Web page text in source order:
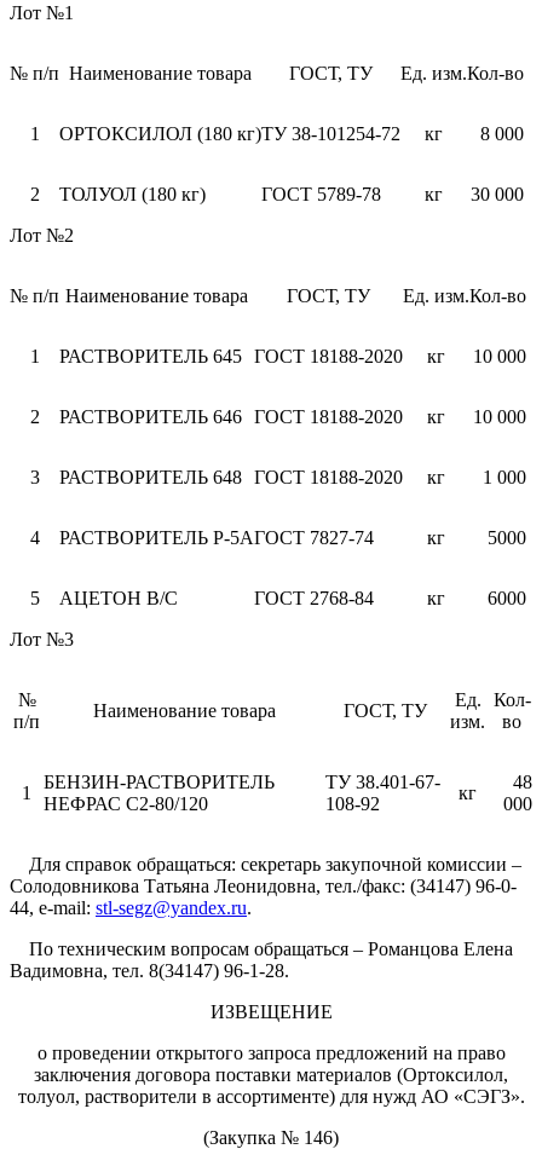
Лот №1
№ п/п Наименование товара ГОСТ, ТУ Ед. изм.Кол-во
1 ОРТОКСИЛОЛ (180 кг)ТУ 38-101254-72 кг 8 000
2 ТОЛУОЛ (180 кг) ГОСТ 5789-78 кг
30 000
Лот №2
№ п/п Наименование товара ГОСТ, ТУ Ед. изм.Кол-во
1 РАСТВОРИТЕЛЬ 645 ГОСТ 18188-2020 кг 10 000
2 РАСТВОРИТЕЛЬ 646 ГОСТ 18188-2020 кг 10 000
3 РАСТВОРИТЕЛЬ 648 ГОСТ 18188-2020 кг 1 000
4 РАСТВОРИТЕЛЬ Р-5АГОСТ 7827-74 кг 5000
5 АЦЕТОН В/С ГОСТ 2768-84 кг
6000
Лот №3
№
п/п
Наименование товара ГОСТ, ТУ
Ед.
изм.
Кол-
во
1
БЕНЗИН-РАСТВОРИТЕЛЬ
НЕФРАС С2-80/120
ТУ 38.401-67-
108-92
кг
48
000
Для справок обращаться: секретарь закупочной комиссии –
Солодовникова Татьяна Леонидовна, тел./факс: (34147) 96-0-
44, e-mail: stl-segz@yandex.ru.
По техническим вопросам обращаться – Романцова Елена
Вадимовна, тел. 8(34147) 96-1-28.
ИЗВЕЩЕНИЕ
о проведении открытого запроса предложений на право
заключения договора поставки материалов (Ортоксилол,
толуол, растворители в ассортименте) для нужд АО «СЭГЗ».
(Закупка № 146)